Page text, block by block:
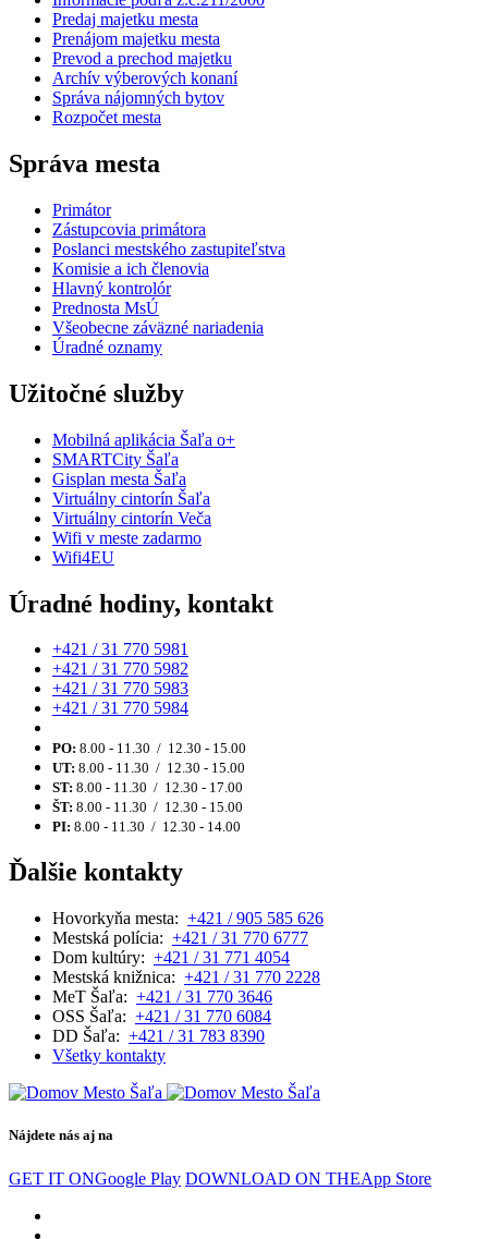
Predaj majetku mesta
Prenájom majetku mesta
Prevod a prechod majetku
Archív výberových konaní
Správa nájomných bytov
Rozpočet mesta
Správa mesta
Primátor
Zástupcovia primátora
Poslanci mestského zastupiteľstva
Komisie a ich členovia
Hlavný kontrolór
Prednosta MsÚ
Všeobecne záväzné nariadenia
Úradné oznamy
Užitočné služby
Mobilná aplikácia Šaľa o+
SMARTCity Šaľa
Gisplan mesta Šaľa
Virtuálny cintorín Šaľa
Virtuálny cintorín Veča
Wifi v meste zadarmo
Wifi4EU
Úradné hodiny, kontakt
+421 / 31 770 5981
+421 / 31 770 5982
+421 / 31 770 5983
+421 / 31 770 5984
PO: 8.00 - 11.30 / 12.30 - 15.00
UT: 8.00 - 11.30 / 12.30 - 15.00
ST: 8.00 - 11.30 / 12.30 - 17.00
ŠT: 8.00 - 11.30 / 12.30 - 15.00
PI: 8.00 - 11.30 / 12.30 - 14.00
Ďalšie kontakty
Hovorkyňa mesta: +421 / 905 585 626
Mestská polícia: +421 / 31 770 6777
Dom kultúry: +421 / 31 771 4054
Mestská knižnica: +421 / 31 770 2228
MeT Šaľa: +421 / 31 770 3646
OSS Šaľa: +421 / 31 770 6084
DD Šaľa: +421 / 31 783 8390
Všetky kontakty
Nájdete nás aj na
GET IT ONGoogle Play DOWNLOAD ON THEApp Store